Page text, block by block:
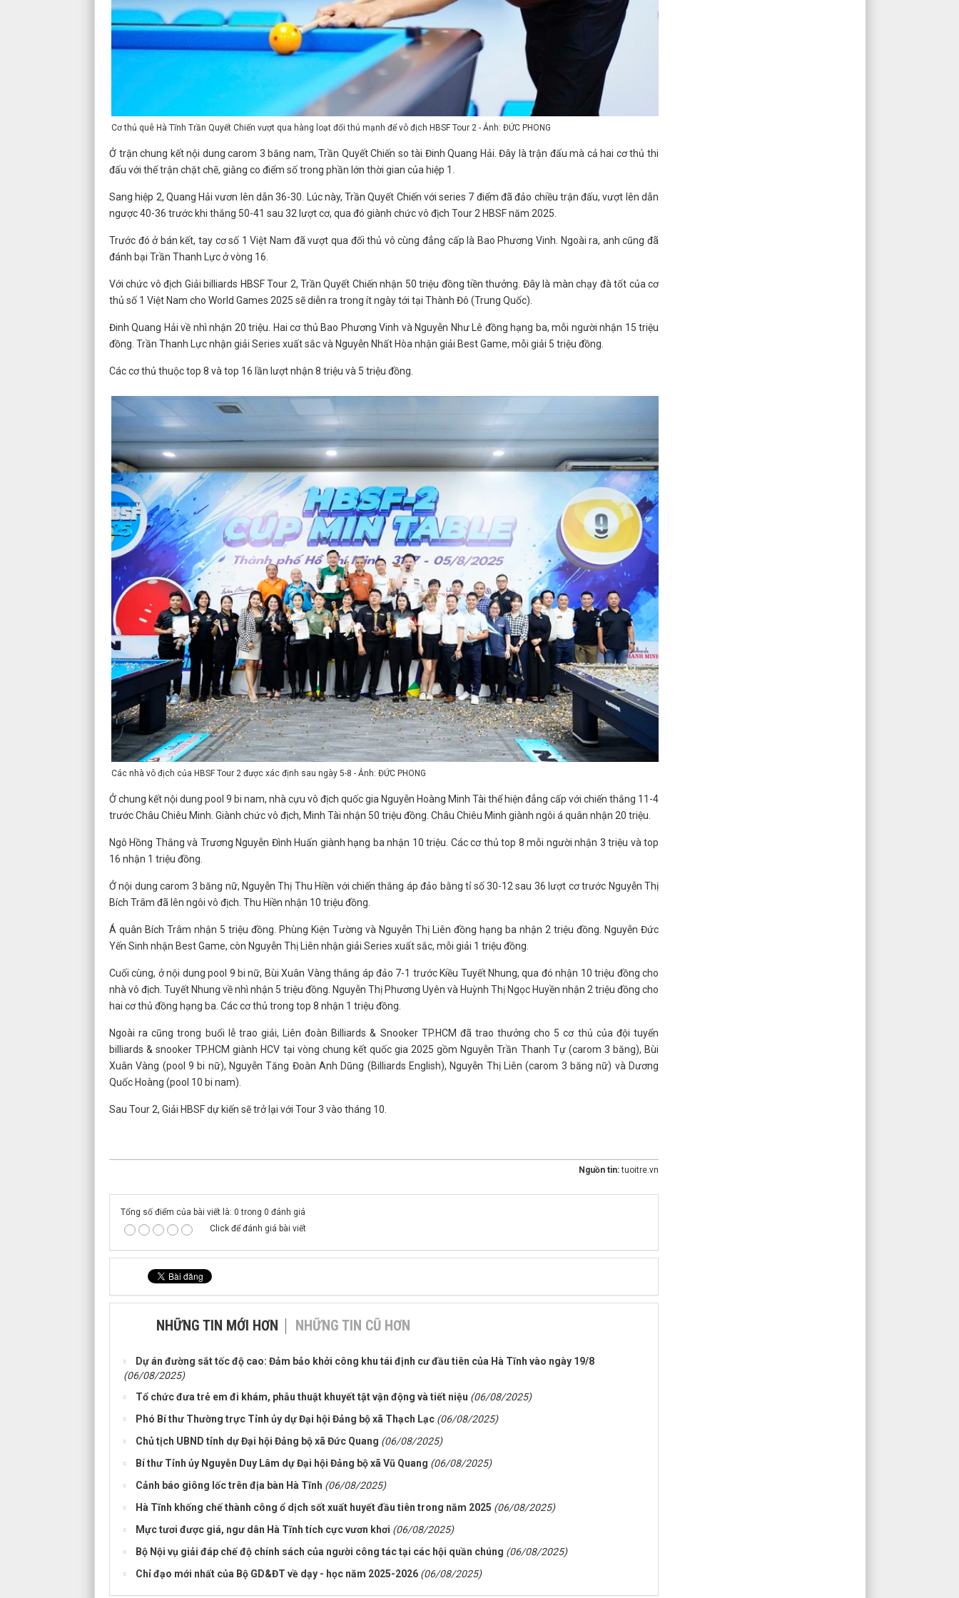
Cơ thủ quê Hà Tĩnh Trần Quyết Chiến vượt qua hàng loạt đối thủ mạnh để vô địch HBSF Tour 2 - Ảnh: ĐỨC PHONG
Ở trận chung kết nội dung carom 3 băng nam, Trần Quyết Chiến so tài Đinh Quang Hải. Đây là trận đấu mà cả hai cơ thủ thi
đấu với thế trận chặt chẽ, giằng co điểm số trong phần lớn thời gian của hiệp 1.
Sang hiệp 2, Quang Hải vươn lên dẫn 36-30. Lúc này, Trần Quyết Chiến với series 7 điểm đã đảo chiều trận đấu, vượt lên dẫn
ngược 40-36 trước khi thắng 50-41 sau 32 lượt cơ, qua đó giành chức vô địch Tour 2 HBSF năm 2025.
Trước đó ở bán kết, tay cơ số 1 Việt Nam đã vượt qua đối thủ vô cùng đẳng cấp là Bao Phương Vinh. Ngoài ra, anh cũng đã
đánh bại Trần Thanh Lực ở vòng 16.
Với chức vô địch Giải billiards HBSF Tour 2, Trần Quyết Chiến nhận 50 triệu đồng tiền thưởng. Đây là màn chạy đà tốt của cơ
thủ số 1 Việt Nam cho World Games 2025 sẽ diễn ra trong ít ngày tới tại Thành Đô (Trung Quốc).
Đinh Quang Hải về nhì nhận 20 triệu. Hai cơ thủ Bao Phương Vinh và Nguyễn Như Lê đồng hạng ba, mỗi người nhận 15 triệu
đồng. Trần Thanh Lực nhận giải Series xuất sắc và Nguyễn Nhất Hòa nhận giải Best Game, mỗi giải 5 triệu đồng.
Các cơ thủ thuộc top 8 và top 16 lần lượt nhận 8 triệu và 5 triệu đồng.
Các nhà vô địch của HBSF Tour 2 được xác định sau ngày 5-8 - Ảnh: ĐỨC PHONG
Ở chung kết nội dung pool 9 bi nam, nhà cựu vô địch quốc gia Nguyễn Hoàng Minh Tài thể hiện đẳng cấp với chiến thắng 11-4
trước Châu Chiêu Minh. Giành chức vô địch, Minh Tài nhận 50 triệu đồng. Châu Chiêu Minh giành ngôi á quân nhận 20 triệu.
Ngô Hồng Thắng và Trương Nguyễn Đình Huấn giành hạng ba nhận 10 triệu. Các cơ thủ top 8 mỗi người nhận 3 triệu và top
16 nhận 1 triệu đồng.
Ở nội dung carom 3 băng nữ, Nguyễn Thị Thu Hiền với chiến thắng áp đảo bằng tỉ số 30-12 sau 36 lượt cơ trước Nguyễn Thị
Bích Trâm đã lên ngôi vô địch. Thu Hiền nhận 10 triệu đồng.
Á quân Bích Trâm nhận 5 triệu đồng. Phùng Kiện Tường và Nguyễn Thị Liên đồng hạng ba nhận 2 triệu đồng. Nguyễn Đức
Yến Sinh nhận Best Game, còn Nguyễn Thị Liên nhận giải Series xuất sắc, mỗi giải 1 triệu đồng.
Cuối cùng, ở nội dung pool 9 bi nữ, Bùi Xuân Vàng thắng áp đảo 7-1 trước Kiều Tuyết Nhung, qua đó nhận 10 triệu đồng cho
nhà vô địch. Tuyết Nhung về nhì nhận 5 triệu đồng. Nguyễn Thị Phương Uyên và Huỳnh Thị Ngọc Huyền nhận 2 triệu đồng cho
hai cơ thủ đồng hạng ba. Các cơ thủ trong top 8 nhận 1 triệu đồng.
Ngoài ra cũng trong buổi lễ trao giải, Liên đoàn Billiards & Snooker TP.HCM đã trao thưởng cho 5 cơ thủ của đội tuyển
billiards & snooker TP.HCM giành HCV tại vòng chung kết quốc gia 2025 gồm Nguyễn Trần Thanh Tự (carom 3 băng), Bùi
Xuân Vàng (pool 9 bi nữ), Nguyễn Tăng Đoàn Anh Dũng (Billiards English), Nguyễn Thị Liên (carom 3 băng nữ) và Dương
Quốc Hoàng (pool 10 bi nam).
Sau Tour 2, Giải HBSF dự kiến sẽ trở lại với Tour 3 vào tháng 10.
Nguồn tin:tuoitre.vn
Tổng số điểm của bài viết là: 0 trong 0 đánh giá
Click để đánh giá bài viết
NHỮNG TIN MỚI HƠN NHỮNG TIN CŨ HƠN
Dự án đường sắt tốc độ cao: Đảm bảo khởi công khu tái định cư đầu tiên của Hà Tĩnh vào ngày 19/8
(06/08/2025)
Tổ chức đưa trẻ em đi khám, phẫu thuật khuyết tật vận động và tiết niệu (06/08/2025)
Phó Bí thư Thường trực Tỉnh ủy dự Đại hội Đảng bộ xã Thạch Lạc (06/08/2025)
Chủ tịch UBND tỉnh dự Đại hội Đảng bộ xã Đức Quang (06/08/2025)
Bí thư Tỉnh ủy Nguyễn Duy Lâm dự Đại hội Đảng bộ xã Vũ Quang (06/08/2025)
Cảnh báo giông lốc trên địa bàn Hà Tĩnh (06/08/2025)
Hà Tĩnh khống chế thành công ổ dịch sốt xuất huyết đầu tiên trong năm 2025 (06/08/2025)
Mực tươi được giá, ngư dân Hà Tĩnh tích cực vươn khơi (06/08/2025)
Bộ Nội vụ giải đáp chế độ chính sách của người công tác tại các hội quần chúng (06/08/2025)
Chỉ đạo mới nhất của Bộ GD&ĐT về dạy - học năm 2025-2026 (06/08/2025)